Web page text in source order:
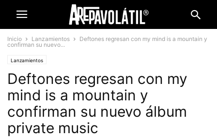
Inicio Lanzamientos
Deftones regresan con my mind is a mountain y
confirman su nuevo...
Lanzamientos
Deftones regresan con my
mind is a mountain y
confirman su nuevo álbum
private music